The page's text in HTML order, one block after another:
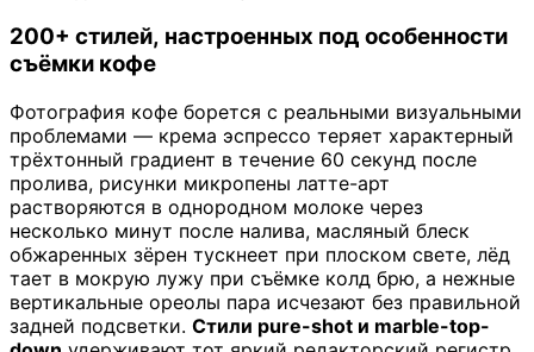
200+ стилей, настроенных под особенности
съёмки кофе
Фотография кофе борется с реальными визуальными
проблемами — крема эспрессо теряет характерный
трёхтонный градиент в течение 60 секунд после
пролива, рисунки микропены латте-арт
растворяются в однородном молоке через
несколько минут после налива, масляный блеск
обжаренных зёрен тускнеет при плоском свете, лёд
тает в мокрую лужу при съёмке колд брю, а нежные
вертикальные ореолы пара исчезают без правильной
задней подсветки. Стили pure-shot и marble-top-